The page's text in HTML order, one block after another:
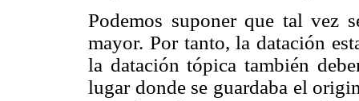
Podemos suponer que tal vez
mayor. Por tanto, la datación
la datación tópica también
lugar donde se guardaba el